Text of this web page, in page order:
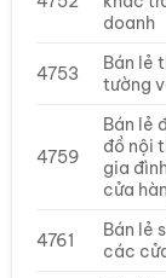
doanh
4753
Bán lẻ
tường
4759
Bán lẻ
đồ nội
gia
cửa
4761
Bán lẻ
các